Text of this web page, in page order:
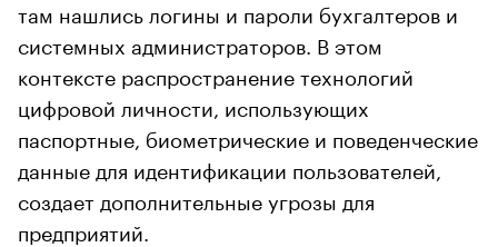
там нашлись логины и пароли бухгалтеров и
системных администраторов. В этом
контексте распространение технологий
цифровой личности, использующих
паспортные, биометрические и поведенческие
данные для идентификации пользователей,
создает дополнительные угрозы для
предприятий.